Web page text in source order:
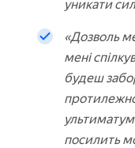
уникати
«Дозволь
мені
будеш
посилить